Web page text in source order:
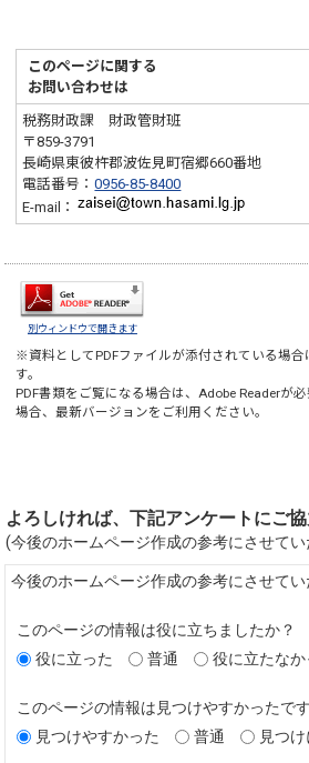
このページに関する
お問い合わせは
税務財政課 財政管財班
〒859-3791
長崎県東彼杵郡波佐見町宿郷660番地
電話番号：0956-85-8400
E-mail：
別ウィンドウで開きます
※資料としてPDFファイルが添付されている場合
す。
PDF書類をご覧になる場合は、 Adobe Readerが
場合、最新バージョンをご利用ください。